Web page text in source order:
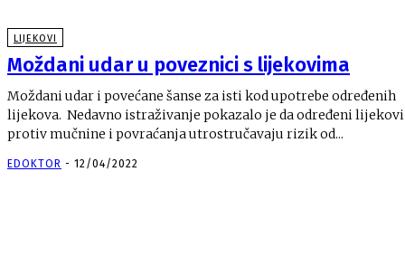
LIJEKOVI
Moždani udar u poveznici s lijekovima
Moždani udar i povećane šanse za isti kod upotrebe određenih
lijekova. Nedavno istraživanje pokazalo je da određeni lijekovi
protiv mučnine i povraćanja utrostručavaju rizik od...
EDOKTOR - 12/04/2022